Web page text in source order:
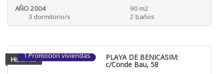
AÑO 2004
90 m2
3 dormitorio/s
2 baños
1 Promoción viviendas PLAYA DE BENICASIM:
c/Conde Bau, 58
Historico